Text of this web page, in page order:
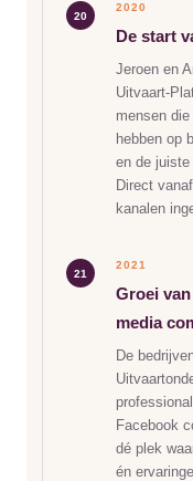
20
2020
De start
Jeroen en
Uitvaart-
mensen
hebben op
en de
Direct
kanalen
21
2021
Groei
media
De
Facebook
dé plek
én